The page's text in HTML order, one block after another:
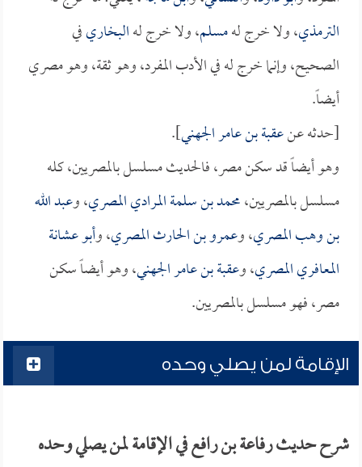
الترمذي، ولا خرج لهمسلم، ولا خرج لهالبخاريفي
الصحيح، وإنما خرج له في الأدب المفرد، وهو ثقة، وهو مصري
أيضاً.
[حدثه عنعقبة بن عامر الجهني].
وهو أيضاً قد سكن مصر، فالحديث مسلسل بالمصريين، كله
مسلسل بالمصريين،محمد بن سلمة المرادي المصري، وعبد الله
بن وهب المصري، وعمرو بن الحارث المصري، وأبو عشانة
المعافري المصري، وعقبة بن عامر الجهني، وهو أيضاً سكن
مصر، فهو مسلسل بالمصريين.
الإقامة لمن يصلي وحده
شرح حديث رفاعة بن رافع في الإقامة لمن يصلي وحده